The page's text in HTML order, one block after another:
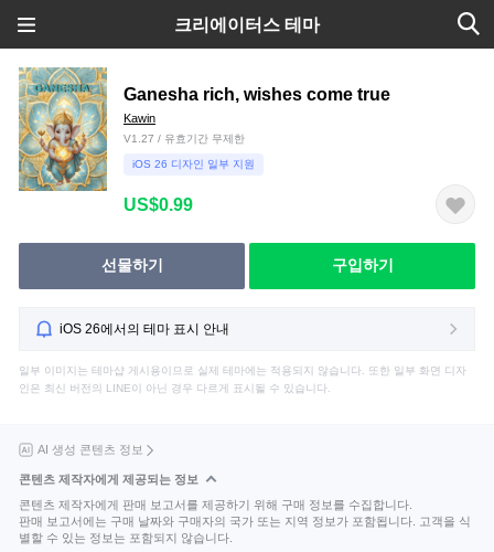
크리에이터스 테마
Ganesha rich, wishes come true
Kawin
V1.27 / 유효기간 무제한
iOS 26 디자인 일부 지원
US$0.99
선물하기 구입하기
iOS 26에서의 테마 표시 안내
일부 이미지는 테마샵 게시용이므로 실제 테마에는 적용되지 않습니다. 또한 일부 화면 디자
인은 최신 버전의 LINE이 아닌 경우 다르게 표시될 수 있습니다.
AI 생성 콘텐츠 정보
콘텐츠 제작자에게 제공되는 정보
콘텐츠 제작자에게 판매 보고서를 제공하기 위해 구매 정보를 수집합니다.
판매 보고서에는 구매 날짜와 구매자의 국가 또는 지역 정보가 포함됩니다. 고객을 식
별할 수 있는 정보는 포함되지 않습니다.